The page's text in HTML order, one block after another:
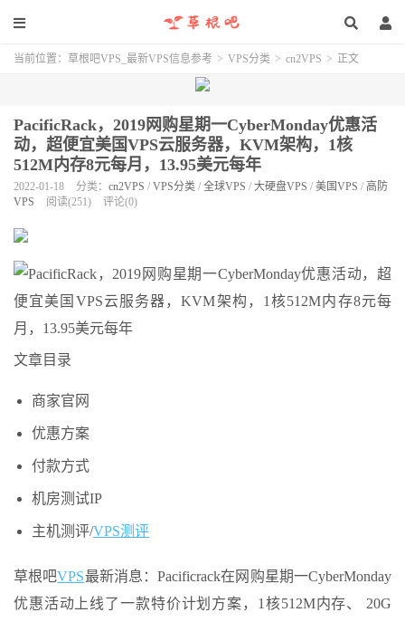
当前位置： 草根吧VPS_最新VPS信息参考 > VPS分类 > cn2VPS > 正文
PacificRack，2019网购星期一CyberMonday优惠活
动，超便宜美国VPS云服务器，KVM架构，1核
512M内存8元每月，13.95美元每年
2022-01-18 分类： cn2VPS / VPS分类 / 全球VPS / 大硬盘VPS / 美国VPS / 高防
VPS
阅读(251) 评论(0)
文章目录
商家官网
优惠方案
付款方式
机房测试IP
主机测评/VPS测评
草根吧VPS最新消息：Pacificrack在网购星期一CyberMonday
优惠活动上线了一款特价计划方案，1核512M内存、 20G